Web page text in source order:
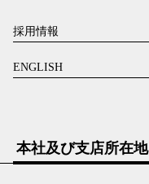
採用情報
ENGLISH
本社及び支店所在地